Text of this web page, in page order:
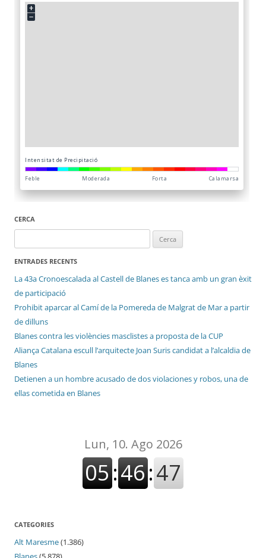
CERCA
ENTRADES RECENTS
La 43a Cronoescalada al Castell de Blanes es tanca amb un gran èxit
de participació
Prohibit aparcar al Camí de la Pomereda de Malgrat de Mar a partir
de dilluns
Blanes contra les violències masclistes a proposta de la CUP
Aliança Catalana escull l’arquitecte Joan Suris candidat a l’alcaldia de
Blanes
Detienen a un hombre acusado de dos violaciones y robos, una de
ellas cometida en Blanes
CATEGORIES
Alt Maresme(1.386)